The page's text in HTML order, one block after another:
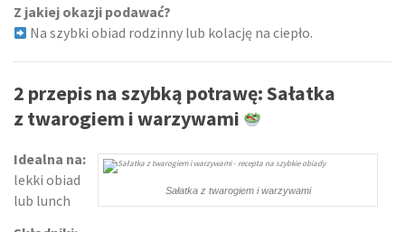
Z jakiej okazji podawać?
Na szybki obiad rodzinny lub kolację na ciepło.
2 przepis na szybką potrawę: Sałatka
z twarogiem i warzywami
Sałatka z twarogiem i warzywami
Idealna na:
lekki obiad
lub lunch